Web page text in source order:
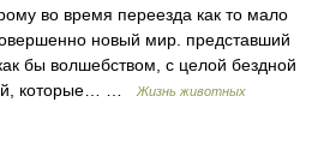
во время переезда как то мало
новый мир. представший
бы волшебством, с целой бездной
которые… …
Жизнь животных